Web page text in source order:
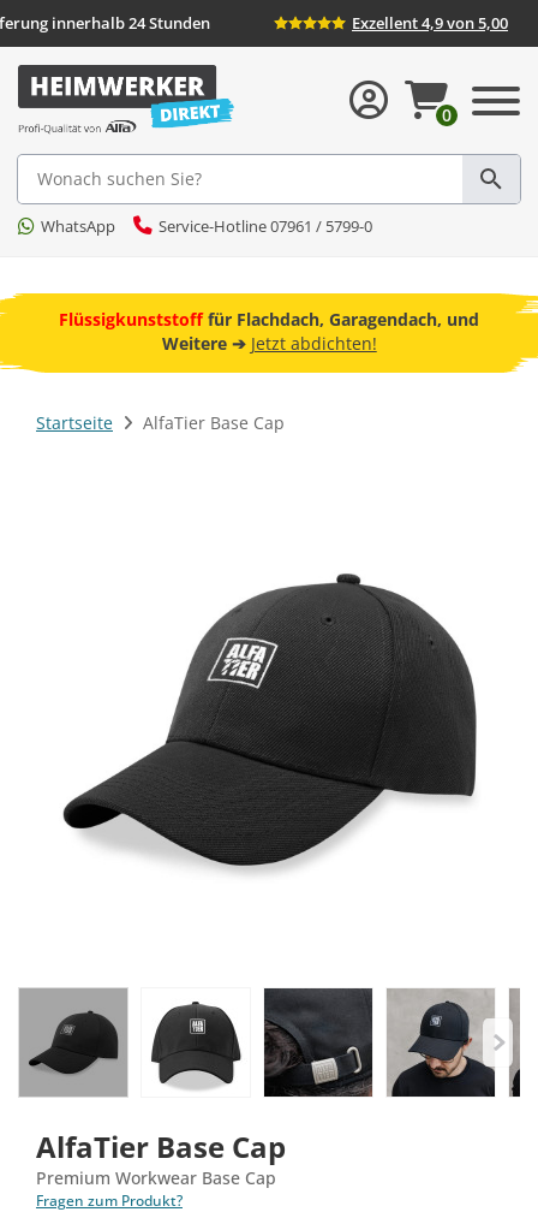
innerhalb 24 Stunden Exzellent 4,9 von 5,00
Suche
WhatsApp Service-Hotline 07961 / 5799-0
0
Flüssigkunststofffür Flachdach, Garagendach, und
Weitere ➔ Jetzt abdichten!
Startseite AlfaTier Base Cap
AlfaTier Base Cap
Premium Workwear Base Cap
Fragen zum Produkt?